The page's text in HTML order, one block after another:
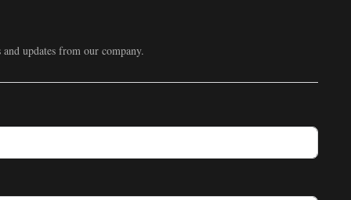
updates from our company.